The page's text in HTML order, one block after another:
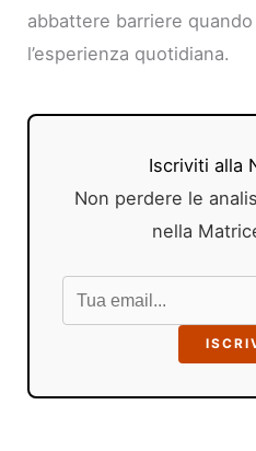
abbattere barriere
l’esperienza quotidiana.
Iscriviti alla
Non perdere le
nella